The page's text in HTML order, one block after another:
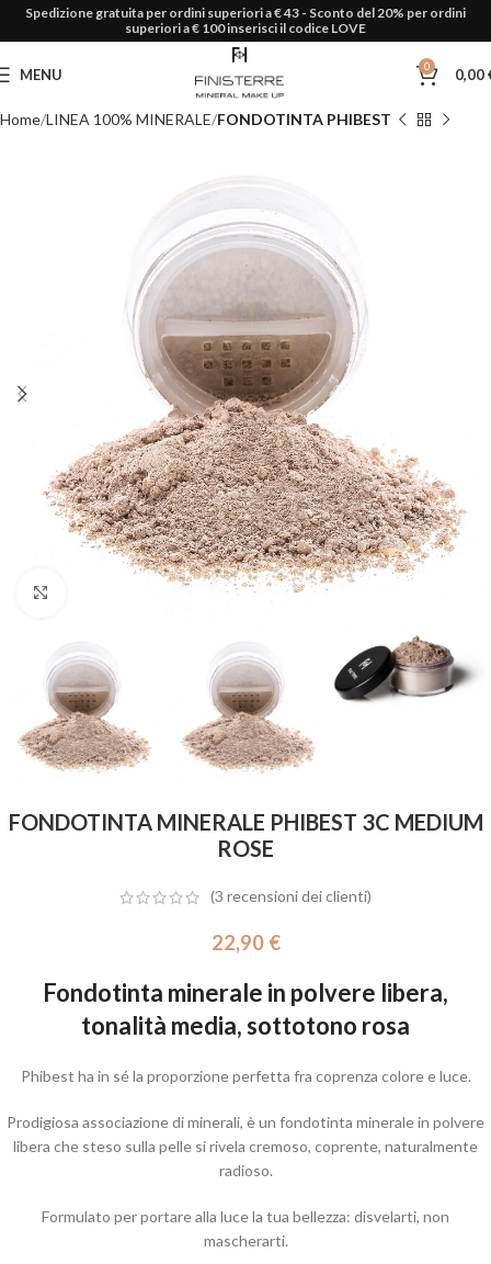
Spedizione gratuita per ordini superiori a € 43 - Sconto del 20% per ordini
superiori a € 100 inserisci il codice LOVE
MENU 0 0,00
Home LINEA 100% MINERALE FONDOTINTA PHIBEST
FONDOTINTA MINERALE PHIBEST 3C MEDIUM
ROSE
(3 recensioni dei clienti)
22,90 €
Fondotinta minerale in polvere libera,
tonalità media, sottotono rosa
Phibest ha in sé la proporzione perfetta fra coprenza colore e luce.
Prodigiosa associazione di minerali, è un fondotinta minerale in polvere
libera che steso sulla pelle si rivela cremoso, coprente, naturalmente
radioso.
Formulato per portare alla luce la tua bellezza: disvelarti, non
mascherarti.